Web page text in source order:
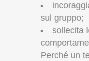
sul gruppo;
sollecita
Perché un